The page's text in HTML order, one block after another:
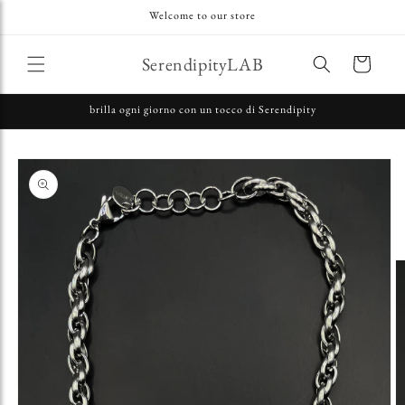
Welcome to our store
SerendipityLAB Carrello
brilla ogni giorno con un tocco di Serendipity
Passa alle
informazioni
sul prodotto